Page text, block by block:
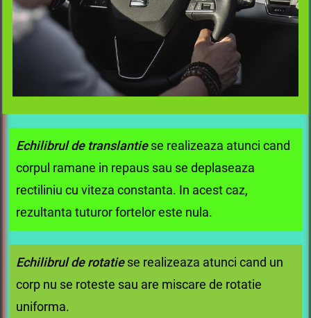
Echilibrul de translantiese realizeaza atunci cand
corpul ramane in repaus sau se deplaseaza
rectiliniu cu viteza constanta. In acest caz,
rezultanta tuturor fortelor este nula.
Echilibrul de rotatiese realizeaza atunci cand un
corp nu se roteste sau are miscare de rotatie
uniforma.